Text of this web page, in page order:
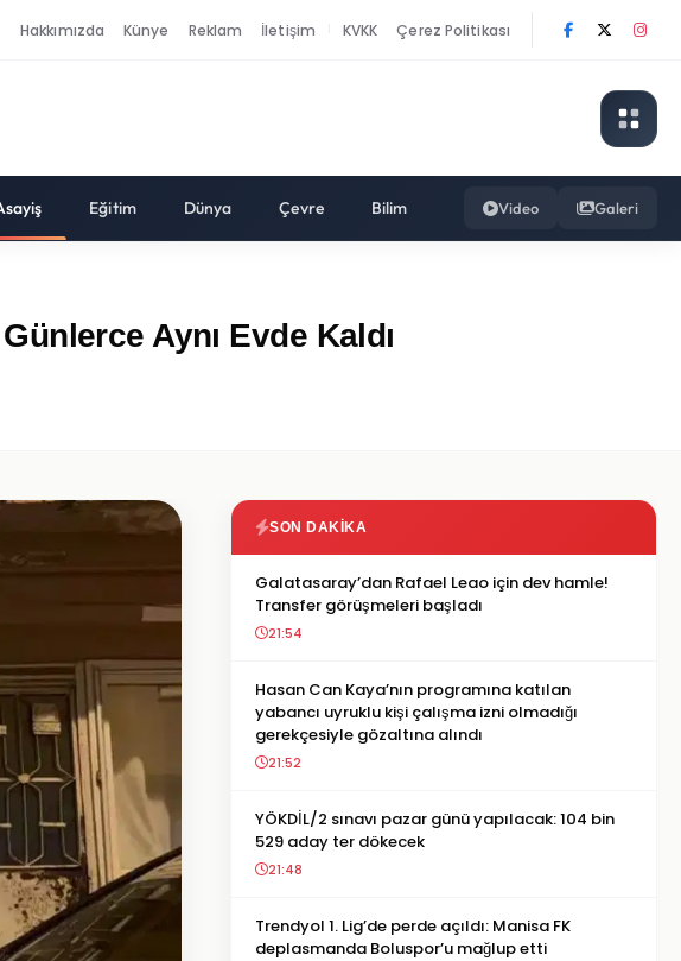
Hakkımızda Künye Reklam İletişim KVKK Çerez Politikası
Eğitim Dünya Çevre Bilim Video Galeri
Aynı Evde Kaldı
SON DAKIKA
Galatasaray’dan Rafael Leao için dev hamle!
Transfer görüşmeleri başladı
21:54
Hasan Can Kaya’nın programına katılan
yabancı uyruklu kişi çalışma izni olmadığı
gerekçesiyle gözaltına alındı
21:52
YÖKDİL/2 sınavı pazar günü yapılacak: 104 bin
529 aday ter dökecek
21:48
Trendyol 1. Lig’de perde açıldı: Manisa FK
deplasmanda Boluspor’u mağlup etti